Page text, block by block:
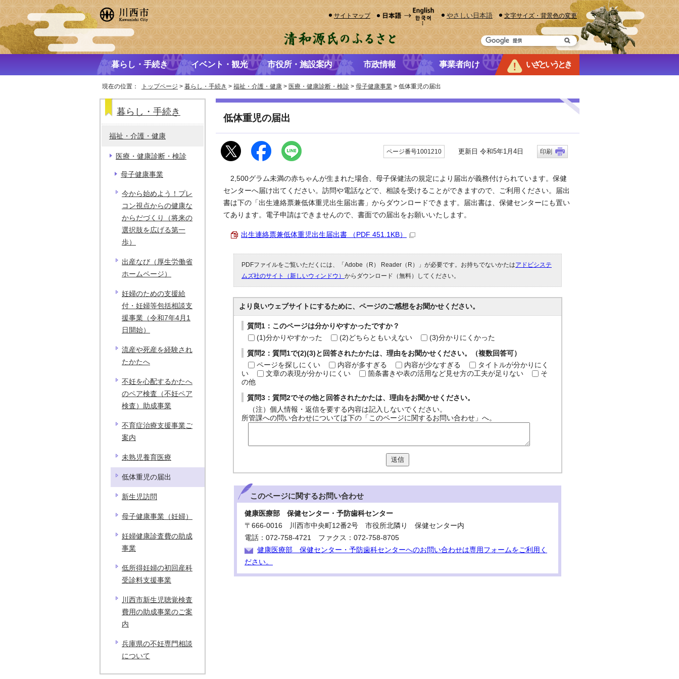
サイトマップ やさしい日本語 文字サイズ・背景色の変更
暮らし・手続き イベント・観光 市役所・施設案内 市政情報 事業者向け いざというとき
現在の位置： トップページ > 暮らし・手続き > 福祉・介護・健康 > 医療・健康診断・検診 > 母子健康事業 > 低体重児の届出
低体重児の届出
ページ番号1001210 更新日 令和5年1月4日 印刷
2,500グラム未満の赤ちゃんが生まれた場合、母子保健法の規定により届出が義務付けられています。保健
センターへ届け出てください。訪問や電話などで、相談を受けることができますので、ご利用ください。届出
書は下の「出生連絡票兼低体重児出生届出書」からダウンロードできます。届出書は、保健センターにも置い
てあります。電子申請はできませんので、書面での届出をお願いいたします。
出生連絡票兼低体重児出生届出書 （PDF 451.1KB）
PDFファイルをご覧いただくには、「Adobe（R） Reader（R）」が必要です。お持ちでないかたはアドビシステ
ムズ社のサイト（新しいウィンドウ） からダウンロード（無料）してください。
より良いウェブサイトにするために、ページのご感想をお聞かせください。
質問1：このページは分かりやすかったですか？
(1)分かりやすかった
(2)どちらともいえない (3)分かりにくかった
質問2：質問1で(2)(3)と回答されたかたは、理由をお聞かせください。（複数回答可）
ページを探しにくい
内容が多すぎる 内容が少なすぎる
タイトルが分かりにく
い
文章の表現が分かりにくい 箇条書きや表の活用など見せ方の工夫が足りない
そ
の他
質問3：質問2でその他と回答されたかたは、理由をお聞かせください。
（注）個人情報・返信を要する内容は記入しないでください。
所管課への問い合わせについては下の「このページに関するお問い合わせ」へ。
送信
このページに関するお問い合わせ
健康医療部 保健センター・予防歯科センター
〒666-0016 川西市中央町12番2号 市役所北隣り 保健センター内
電話：072-758-4721 ファクス：072-758-8705
健康医療部 保健センター・予防歯科センターへのお問い合わせは専用フォームをご利用く
ださい。
暮らし・手続き
福祉・介護・健康
医療・健康診断・検診
母子健康事業
今から始めよう！プレ
コン視点からの健康な
からだづくり（将来の
選択肢を広げる第一
歩）
出産なび（厚生労働省
ホームページ）
妊婦のための支援給
付・妊婦等包括相談支
援事業（令和7年4月1
日開始）
流産や死産を経験され
たかたへ
不妊を心配するかたへ
のペア検査（不妊ペア
検査）助成事業
不育症治療支援事業ご
案内
未熟児養育医療
低体重児の届出
新生児訪問
母子健康事業（妊婦）
妊婦健康診査費の助成
事業
低所得妊婦の初回産科
受診料支援事業
川西市新生児聴覚検査
費用の助成事業のご案
内
兵庫県の不妊専門相談
について